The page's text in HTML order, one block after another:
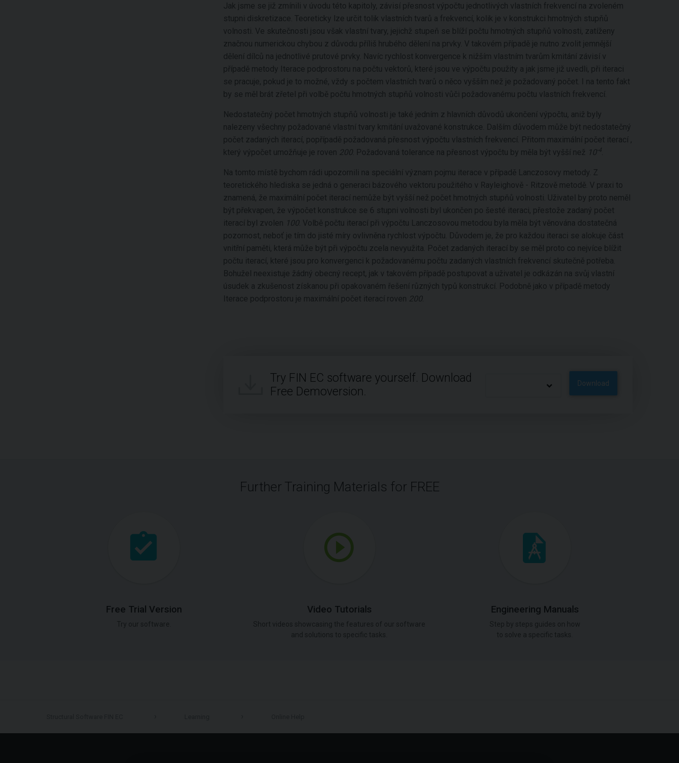
Jak jsme se již zmínili v úvodu této kapitoly, závisí přesnost výpočtu jednotlivých vlastních frekvencí na zvoleném
stupni diskretizace. Teoreticky lze určit tolik vlastních tvarů a frekvencí, kolik je v konstrukci hmotných stupňů
volnosti. Ve skutečnosti jsou však vlastní tvary, jejichž stupeň se blíží počtu hmotných stupňů volnosti, zatíženy
značnou numerickou chybou z důvodu příliš hrubého dělení na prvky. V takovém případě je nutno zvolit jemnější
dělení dílců na jednotlivé prutové prvky. Navíc rychlost konvergence k nižším vlastním tvarům kmitání závisí v
případě metody Iterace podprostoru na počtu vektorů, které jsou ve výpočtu použity a jak jsme již uvedli, při iteraci
se pracuje, pokud je to možné, vždy s počtem vlastních tvarů o něco vyšším než je požadovaný počet. I na tento fakt
by se měl brát zřetel při volbě počtu hmotných stupňů volnosti vůči požadovanému počtu vlastních frekvencí.
Nedostatečný počet hmotných stupňů volnosti je také jedním z hlavních důvodů ukončení výpočtu, aniž byly
nalezeny všechny požadované vlastní tvary kmitání uvažované konstrukce. Dalším důvodem může být nedostatečný
počet zadaných iterací, popřípadě požadovaná přesnost výpočtu vlastních frekvencí. Přitom maximální počet iterací ,
který výpočet umožňuje je roven 200. Požadovaná tolerance na přesnost výpočtu by měla být vyšší než 10-4
Na tomto místě bychom rádi upozornili na speciální význam pojmu iterace v případě Lanczosovy metody. Z
teoretického hlediska se jedná o generaci bázového vektoru použitého v Rayleighově - Ritzově metodě. V praxi to
znamená, že maximální počet iterací nemůže být vyšší než počet hmotných stupňů volnosti. Uživatel by proto neměl
být překvapen, že výpočet konstrukce se 6 stupni volnosti byl ukončen po šesté iteraci, přestože zadaný počet
iterací byl zvolen 100. Volbě počtu iterací při výpočtu Lanczosovou metodou byla měla být věnována dostatečná
pozornost, neboť je tím do jisté míry ovlivněna rychlost výpočtu. Důvodem je, že pro každou iteraci se alokuje část
vnitřní paměti, která může být při výpočtu zcela nevyužita. Počet zadaných iterací by se měl proto co nejvíce blížit
počtu iterací, které jsou pro konvergenci k požadovanému počtu zadaných vlastních frekvencí skutečně potřeba.
Bohužel neexistuje žádný obecný recept, jak v takovém případě postupovat a uživatel je odkázán na svůj vlastní
úsudek a zkušenost získanou při opakovaném řešení různých typů konstrukcí. Podobně jako v případě metody
Iterace podprostoru je maximální počet iterací roven 200.
Try FIN EC software yourself. Download
Free Demoversion.
Download
Further Training Materials for FREE
Free Trial Version Video Tutorials Engineering Manuals